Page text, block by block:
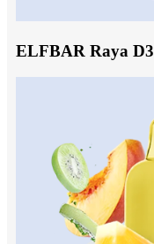
ELFBAR Raya D3